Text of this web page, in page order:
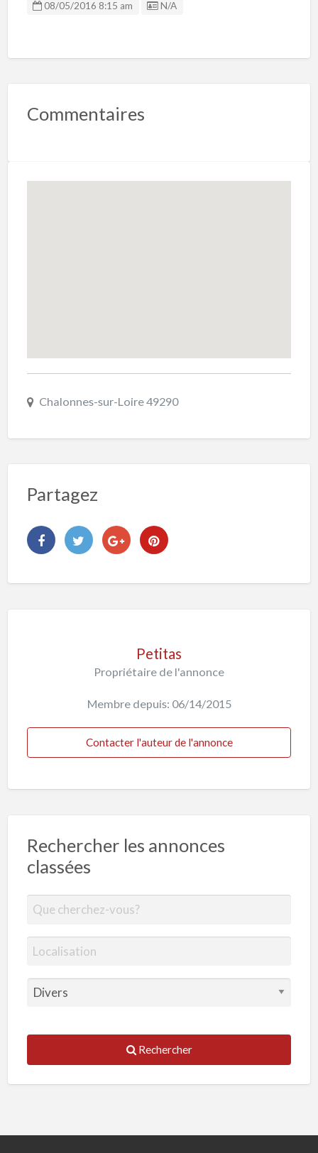
08/05/2016 8:15 am Listing ID
N/A
Commentaires
Chalonnes-sur-Loire 49290
Partagez
Petitas
Propriétaire de l'annonce
Membre depuis: 06/14/2015
Contacter l'auteur de l'annonce
Rechercher les annonces
classées
Rechercher